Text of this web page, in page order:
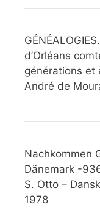
d’Orléans
générations et
André de
Nachkommen
Dänemark -
S. Otto –
1978